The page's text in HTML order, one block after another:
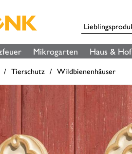
Mikrogarten Haus & Hof
Tierschutz Wildbienenhäuser